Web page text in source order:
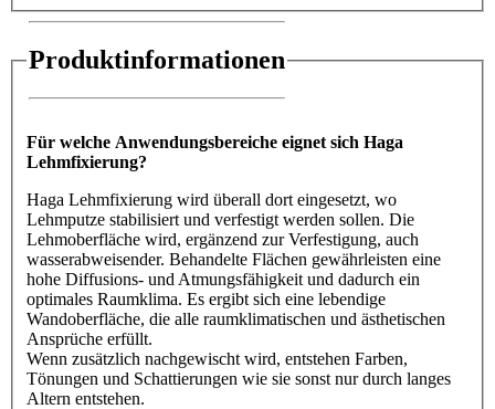
Produktinformationen
Für welche Anwendungsbereiche eignet sich Haga
Lehmfixierung?
Haga Lehmfixierung wird überall dort eingesetzt, wo
Lehmputze stabilisiert und verfestigt werden sollen. Die
Lehmoberfläche wird, ergänzend zur Verfestigung, auch
wasserabweisender. Behandelte Flächen gewährleisten eine
hohe Diffusions- und Atmungsfähigkeit und dadurch ein
optimales Raumklima. Es ergibt sich eine lebendige
Wandoberfläche, die alle raumklimatischen und ästhetischen
Ansprüche erfüllt.
Wenn zusätzlich nachgewischt wird, entstehen Farben,
Tönungen und Schattierungen wie sie sonst nur durch langes
Altern entstehen.